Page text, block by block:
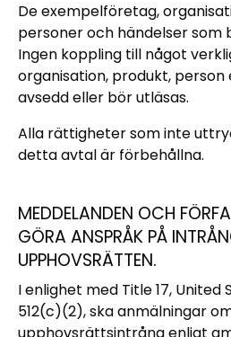
De exempelföretag,
personer och händelser som
Ingen koppling till något
organisation, produkt, person
avsedd eller bör utläsas.
Alla rättigheter som inte
detta avtal är förbehållna.
MEDDELANDEN OCH
GÖRA ANSPRÅK PÅ
UPPHOVSRÄTTEN.
I enlighet med Title 17, United
512(c)(2), ska anmälningar